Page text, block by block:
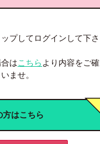
プしてログインして下さ
はこちら より内容をご確
ませ。
はこちら